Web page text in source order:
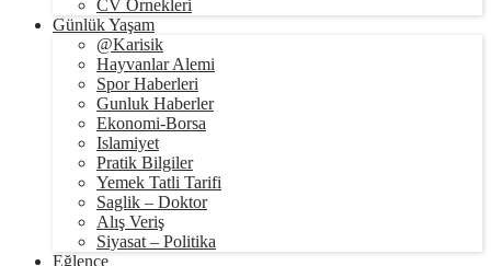
CV Ornekleri
Günlük Yaşam
@Karisik
Hayvanlar Alemi
Spor Haberleri
Gunluk Haberler
Ekonomi-Borsa
Islamiyet
Pratik Bilgiler
Yemek Tatli Tarifi
Saglik – Doktor
Alış Veriş
Siyasat – Politika
Eğlence